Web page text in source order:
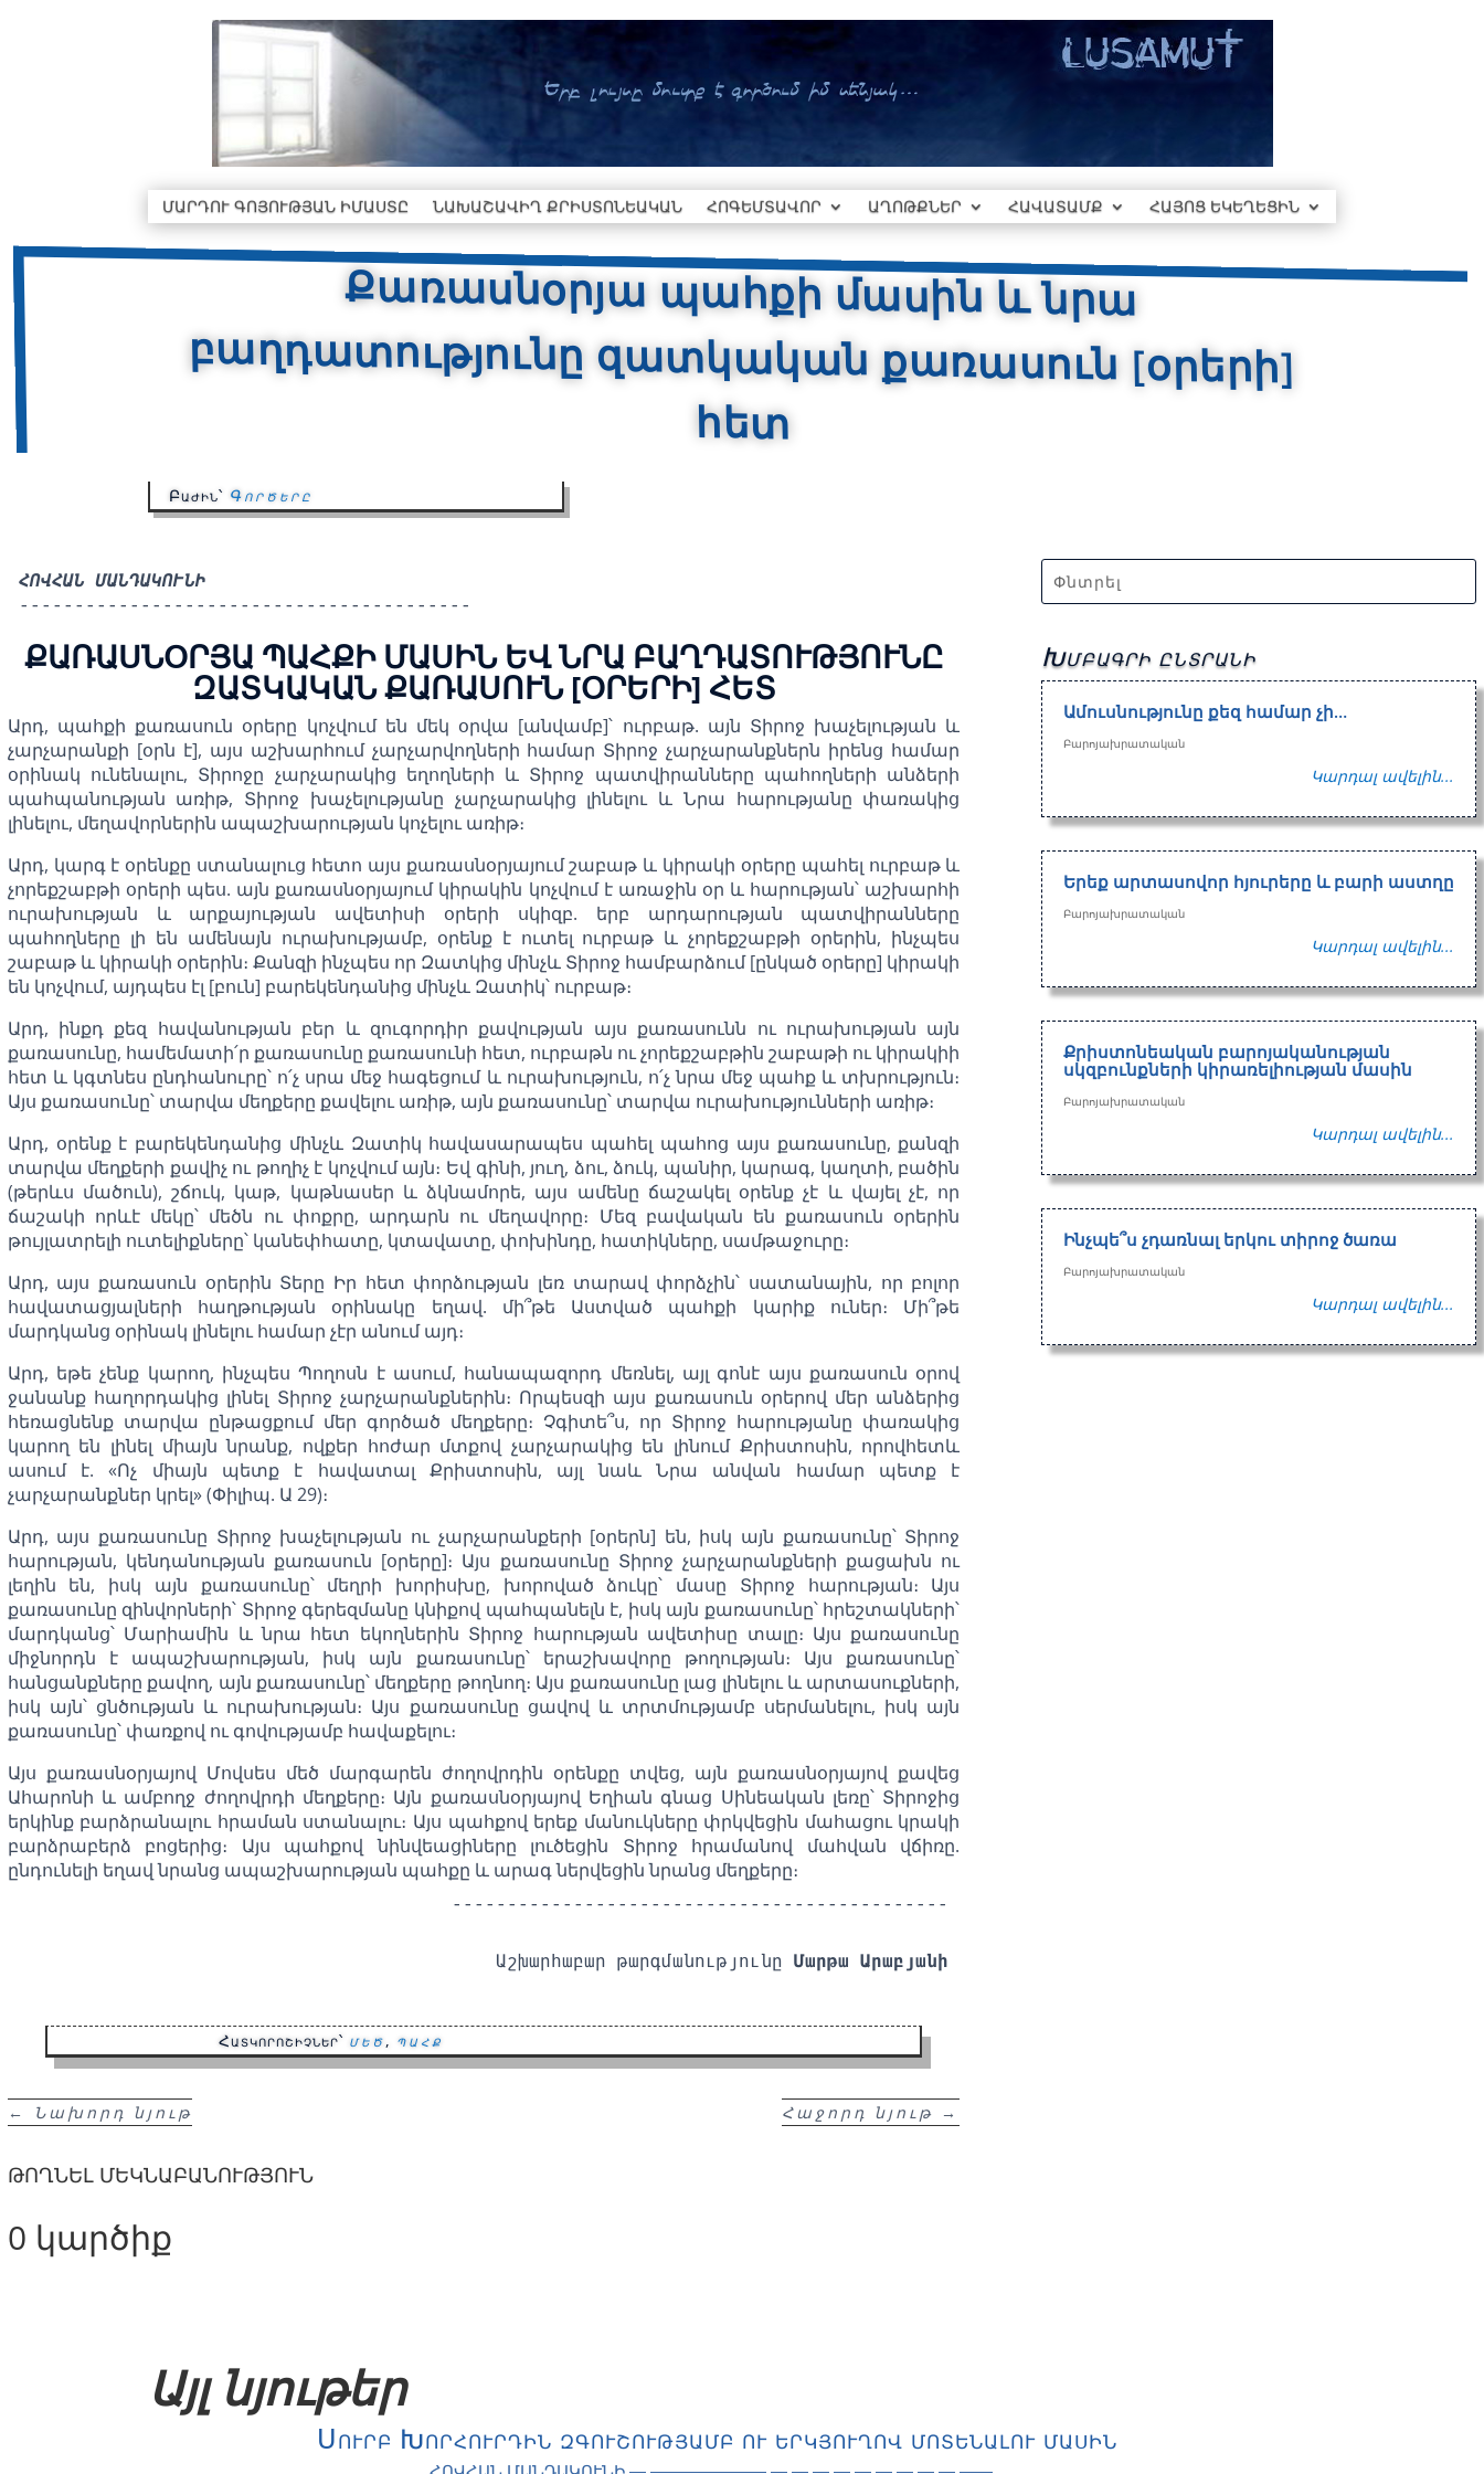
ՄԱՐԴՈՒ ԳՈՅՈՒԹՅԱՆ ԻՄԱՍՏԸ ՆԱԽԱՇԱՎԻՂ ՔՐԻՍՏՈՆԵԱԿԱՆ ՀՈԳԵՄՏԱՎՈՐ ԱՂՈԹՔՆԵՐ ՀԱՎԱՏԱՄՔ ՀԱՅՈՑ ԵԿԵՂԵՑԻՆ
Քառասնօրյա պահքի մասին և նրա
բաղդատությունը զատկական քառասուն [օրերի]
հետ
Բաժին՝ Գործերը
ՀՈՎՀԱՆ ՄԱՆԴԱԿՈՒՆԻ
-----------------------------------------
ՔԱՌԱՍՆՕՐՅԱ ՊԱՀՔԻ ՄԱՍԻՆ ԵՎ ՆՐԱ ԲԱՂԴԱՏՈՒԹՅՈՒՆԸ
ԶԱՏԿԱԿԱՆ ՔԱՌԱՍՈՒՆ [ՕՐԵՐԻ] ՀԵՏ
Արդ, պահքի քառասուն օրերը կոչվում են մեկ օրվա [անվամբ]՝ ուրբաթ. այն Տիրոջ խաչելության և
չարչարանքի [օրն է], այս աշխարհում չարչարվողների համար Տիրոջ չարչարանքներն իրենց համար
օրինակ ունենալու, Տիրոջը չարչարակից եղողների և Տիրոջ պատվիրանները պահողների անձերի
պահպանության առիթ, Տիրոջ խաչելությանը չարչարակից լինելու և Նրա հարությանը փառակից
լինելու, մեղավորներին ապաշխարության կոչելու առիթ։
Արդ, կարգ է օրենքը ստանալուց հետո այս քառասնօրյայում շաբաթ և կիրակի օրերը պահել ուրբաթ և
չորեքշաբթի օրերի պես. այն քառասնօրյայում կիրակին կոչվում է առաջին օր և հարության՝ աշխարհի
ուրախության և արքայության ավետիսի օրերի սկիզբ. երբ արդարության պատվիրանները
պահողները լի են ամենայն ուրախությամբ, օրենք է ուտել ուրբաթ և չորեքշաբթի օրերին, ինչպես
շաբաթ և կիրակի օրերին։ Քանզի ինչպես որ Զատկից մինչև Տիրոջ համբարձում [ընկած օրերը] կիրակի
են կոչվում, այդպես էլ [բուն] բարեկենդանից մինչև Զատիկ՝ ուրբաթ։
Արդ, ինքդ քեզ հավանության բեր և զուգորդիր քավության այս քառասունն ու ուրախության այն
քառասունը, համեմատի՛ր քառասունը քառասունի հետ, ուրբաթն ու չորեքշաբթին շաբաթի ու կիրակիի
հետ և կգտնես ընդհանուրը՝ ո՛չ սրա մեջ հագեցում և ուրախություն, ո՛չ նրա մեջ պահք և տխրություն։
Այս քառասունը՝ տարվա մեղքերը քավելու առիթ, այն քառասունը՝ տարվա ուրախությունների առիթ։
Արդ, օրենք է բարեկենդանից մինչև Զատիկ հավասարապես պահել պահոց այս քառասունը, քանզի
տարվա մեղքերի քավիչ ու թողիչ է կոչվում այն։ Եվ գինի, յուղ, ձու, ձուկ, պանիր, կարագ, կաղտի, բածին
(թերևս մածուն), շճուկ, կաթ, կաթնասեր և ձկնամորե, այս ամենը ճաշակել օրենք չէ և վայել չէ, որ
ճաշակի որևէ մեկը՝ մեծն ու փոքրը, արդարն ու մեղավորը։ Մեզ բավական են քառասուն օրերին
թույլատրելի ուտելիքները՝ կանեփհատը, կտավատը, փոխինդը, հատիկները, սամթաջուրը։
Արդ, այս քառասուն օրերին Տերը Իր հետ փորձության լեռ տարավ փորձչին՝ սատանային, որ բոլոր
հավատացյալների հաղթության օրինակը եղավ. մի՞թե Աստված պահքի կարիք ուներ։ Մի՞թե
մարդկանց օրինակ լինելու համար չէր անում այդ։
Արդ, եթե չենք կարող, ինչպես Պողոսն է ասում, հանապազորդ մեռնել, այլ գոնէ այս քառասուն օրով
ջանանք հաղորդակից լինել Տիրոջ չարչարանքներին։ Որպեսզի այս քառասուն օրերով մեր անձերից
հեռացնենք տարվա ընթացքում մեր գործած մեղքերը։ Չգիտե՞ս, որ Տիրոջ հարությանը փառակից
կարող են լինել միայն նրանք, ովքեր հոժար մտքով չարչարակից են լինում Քրիստոսին, որովհետև
ասում է. «Ոչ միայն պետք է հավատալ Քրիստոսին, այլ նաև Նրա անվան համար պետք է
չարչարանքներ կրել» (Փիլիպ. Ա 29)։
Արդ, այս քառասունը Տիրոջ խաչելության ու չարչարանքերի [օրերն] են, իսկ այն քառասունը՝ Տիրոջ
հարության, կենդանության քառասուն [օրերը]։ Այս քառասունը Տիրոջ չարչարանքների քացախն ու
լեղին են, իսկ այն քառասունը՝ մեղրի խորիսխը, խորոված ձուկը՝ մասը Տիրոջ հարության։ Այս
քառասունը զինվորների՝ Տիրոջ գերեզմանը կնիքով պահպանելն է, իսկ այն քառասունը՝ հրեշտակների՝
մարդկանց՝ Մարիամին և նրա հետ եկողներին Տիրոջ հարության ավետիսը տալը։ Այս քառասունը
միջնորդն է ապաշխարության, իսկ այն քառասունը՝ երաշխավորը թողության։ Այս քառասունը՝
հանցանքները քավող, այն քառասունը՝ մեղքերը թողնող։ Այս քառասունը լաց լինելու և արտասուքների,
իսկ այն՝ ցնծության և ուրախության։ Այս քառասունը ցավով և տրտմությամբ սերմանելու, իսկ այն
քառասունը՝ փառքով ու գովությամբ հավաքելու։
Այս քառասնօրյայով Մովսես մեծ մարգարեն ժողովրդին օրենքը տվեց, այն քառասնօրյայով քավեց
Ահարոնի և ամբողջ ժողովրդի մեղքերը։ Այն քառասնօրյայով Եղիան գնաց Սինեական լեռը՝ Տիրոջից
երկինք բարձրանալու հրաման ստանալու։ Այս պահքով երեք մանուկները փրկվեցին մահացու կրակի
բարձրաբերձ բոցերից։ Այս պահքով նինվեացիները լուծեցին Տիրոջ հրամանով մահվան վճիռը.
ընդունելի եղավ նրանց ապաշխարության պահքը և արագ ներվեցին նրանց մեղքերը։
---------------------------------------------
Աշխարհաբար թարգմանությունը Մարթա Արաբյանի
Հատկորոշիչներ՝ մեծ, պահք
← Նախորդ նյութ Հաջորդ նյութ →
ԹՈՂՆԵԼ ՄԵԿՆԱԲԱՆՈՒԹՅՈՒՆ
0 կարծիք
Խմբագրի ընտրանի
Ամուսնությունը քեզ համար չի…
Բարոյախրատական
Կարդալ ավելին...
Երեք արտասովոր հյուրերը և բարի աստղը
Բարոյախրատական
Կարդալ ավելին...
Քրիստոնեական բարոյականության
սկզբունքների կիրառելիության մասին
Բարոյախրատական
Կարդալ ավելին...
Ինչպե՞ս չդառնալ երկու տիրոջ ծառա
Բարոյախրատական
Կարդալ ավելին...
Այլ նյութեր
Սուրբ Խորհուրդին զգուշությամբ ու երկյուղով մոտենալու մասին